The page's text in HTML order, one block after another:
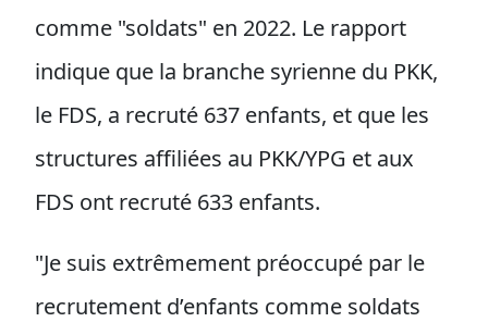
comme "soldats" en 2022. Le rapport
indique que la branche syrienne du PKK,
le FDS, a recruté 637 enfants, et que les
structures affiliées au PKK/YPG et aux
FDS ont recruté 633 enfants.
"Je suis extrêmement préoccupé par le
recrutement d’enfants comme soldats